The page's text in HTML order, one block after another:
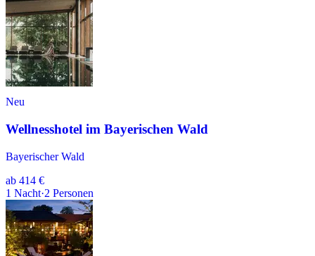
Neu
Wellnesshotel im Bayerischen Wald
Bayerischer Wald
ab 414 €
1 Nacht·2 Personen